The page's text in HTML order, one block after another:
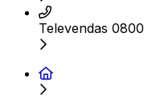
Televendas